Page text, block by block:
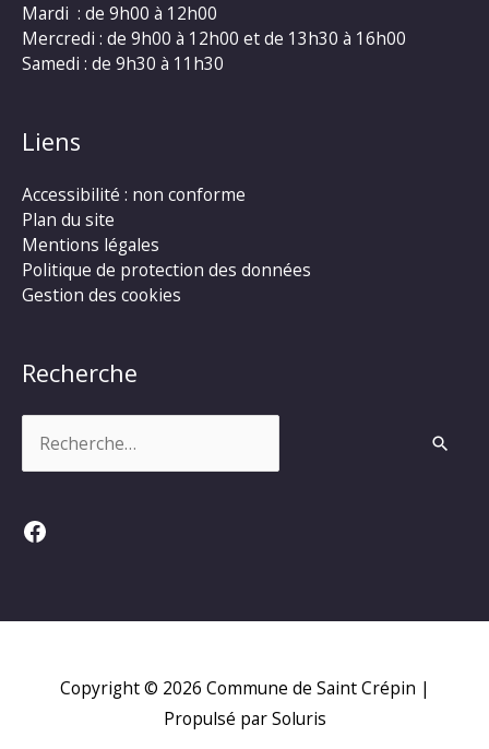
Mardi : de 9h00 à 12h00
Mercredi : de 9h00 à 12h00 et de 13h30 à 16h00
Samedi : de 9h30 à 11h30
Liens
Accessibilité : non conforme
Plan du site
Mentions légales
Politique de protection des données
Gestion des cookies
Recherche
Facebook
Copyright © 2026 Commune de Saint Crépin |
Propulsé par Soluris